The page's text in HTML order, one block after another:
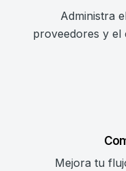
Administra
proveedores y el
Mejora tu